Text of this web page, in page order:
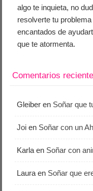
algo te inquieta, no
resolverte tu
encantados de
que te atormenta.
Comentarios
Gleiber en Soñar que
Joi en Soñar con un
Karla en Soñar con
Laura en Soñar que